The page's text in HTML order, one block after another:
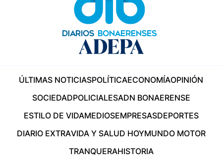
ÚLTIMAS NOTICIASPOLÍTICAECONOMÍAOPINIÓN
SOCIEDADPOLICIALESADN BONAERENSE
ESTILO DE VIDAMEDIOSEMPRESASDEPORTES
DIARIO EXTRAVIDA Y SALUD HOYMUNDO MOTOR
TRANQUERAHISTORIA